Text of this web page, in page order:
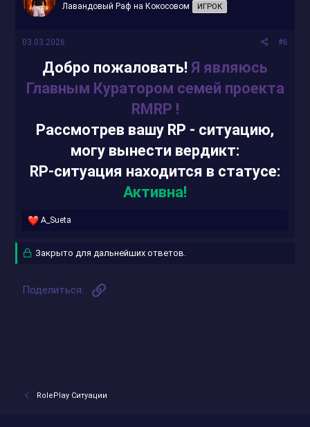
Лавандовый Раф на Кокосовом ИГРОК
03.03.2026 #6
Добро пожаловать! Я являюсь
Главным Куратором семей проекта
RMRP !
Рассмотрев вашу RP - ситуацию,
могу вынести вердикт:
RP-ситуация находится в статусе:
Активна!
Р
к
и
:
A_Sueta
Закрыто для дальнейших ответов.
Поделиться:
RolePlay Ситуации